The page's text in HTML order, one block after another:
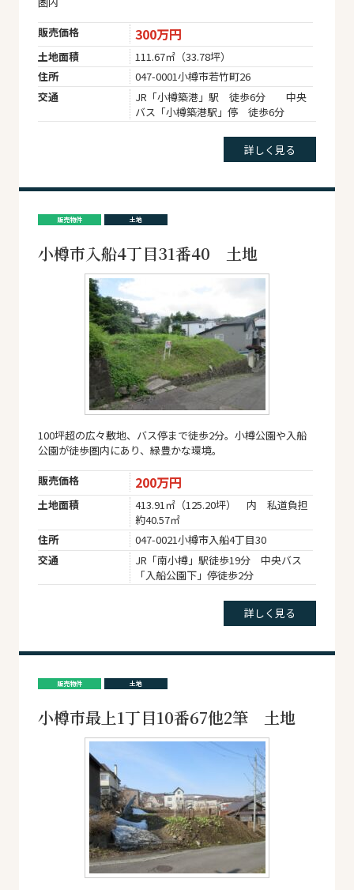
販売価格 300万円
土地面積
111.67㎡（33.78坪）
住所
047-0001小樽市若竹町26
交通
JR「小樽築港」駅 徒歩6分 中央
バス「小樽築港駅」停 徒歩6分
詳しく見る
販売物件 土地
小樽市入船4丁目31番40 土地
100坪超の広々敷地、バス停まで徒歩2分。小樽公園や入船
公園が徒歩圏内にあり、緑豊かな環境。
販売価格 200万円
土地面積
413.91㎡（125.20坪） 内 私道負担
約40.57㎡
住所
047-0021小樽市入船4丁目30
交通
JR「南小樽」駅徒歩19分 中央バス
「入船公園下」停徒歩2分
詳しく見る
販売物件 土地
小樽市最上1丁目10番67他2筆 土地